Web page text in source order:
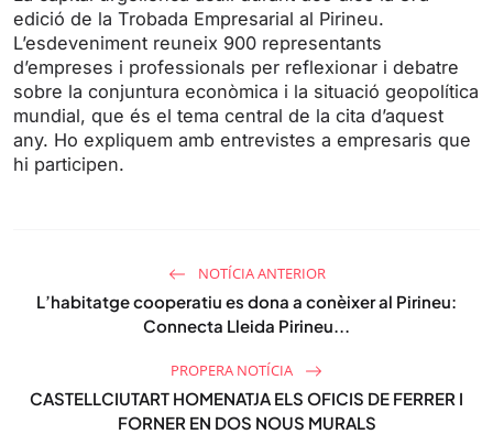
edició de la Trobada Empresarial al Pirineu.
L’esdeveniment reuneix 900 representants
d’empreses i professionals per reflexionar i debatre
sobre la conjuntura econòmica i la situació geopolítica
mundial, que és el tema central de la cita d’aquest
any. Ho expliquem amb entrevistes a empresaris que
hi participen.
NOTÍCIA ANTERIOR
L’habitatge cooperatiu es dona a conèixer al Pirineu:
Connecta Lleida Pirineu...
PROPERA NOTÍCIA
CASTELLCIUTART HOMENATJA ELS OFICIS DE FERRER I
FORNER EN DOS NOUS MURALS